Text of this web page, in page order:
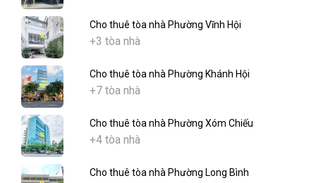
Cho thuê tòa nhà Phường Vĩnh Hội
+3 tòa nhà
Cho thuê tòa nhà Phường Khánh Hội
+7 tòa nhà
Cho thuê tòa nhà Phường Xóm Chiếu
+4 tòa nhà
Cho thuê tòa nhà Phường Long Bình